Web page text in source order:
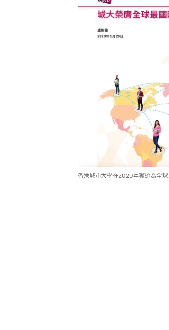
香港城市大學在2020年獲選為全